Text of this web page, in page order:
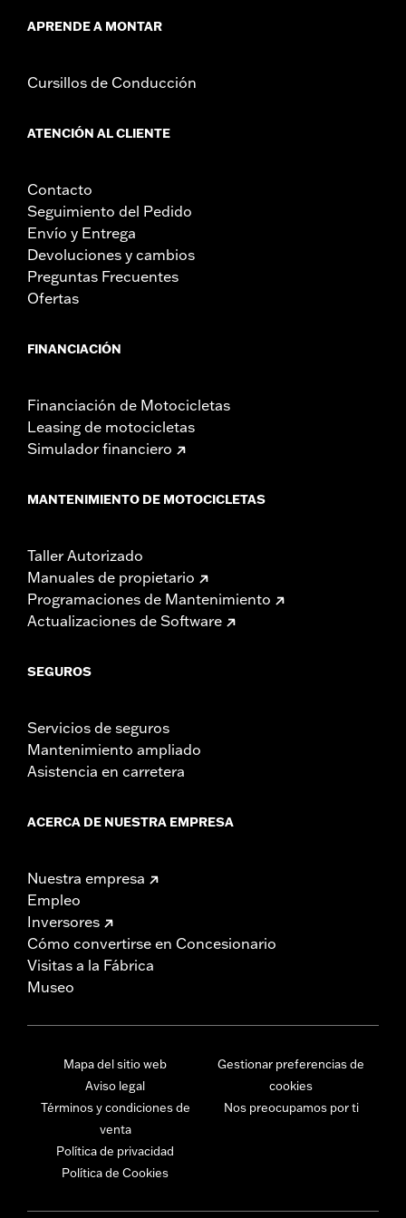
APRENDE A MONTAR
Cursillos de Conducción
ATENCIÓN AL CLIENTE
Contacto
Seguimiento del Pedido
Envío y Entrega
Devoluciones y cambios
Preguntas Frecuentes
Ofertas
FINANCIACIÓN
Financiación de Motocicletas
Leasing de motocicletas
Simulador financiero
MANTENIMIENTO DE MOTOCICLETAS
Taller Autorizado
Manuales de propietario
Programaciones de Mantenimiento
Actualizaciones de Software
SEGUROS
Servicios de seguros
Mantenimiento ampliado
Asistencia en carretera
ACERCA DE NUESTRA EMPRESA
Nuestra empresa
Empleo
Inversores
Cómo convertirse en Concesionario
Visitas a la Fábrica
Museo
Mapa del sitio web
Aviso legal
Términos y condiciones de
venta
Política de privacidad
Política de Cookies
Gestionar preferencias de
cookies
Nos preocupamos por ti